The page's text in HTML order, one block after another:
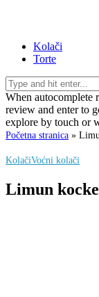
Kolači
Torte
When autocomplete
review and enter to
explore by touch or
Početna stranica »
KolačiVoćni kolači
Limun